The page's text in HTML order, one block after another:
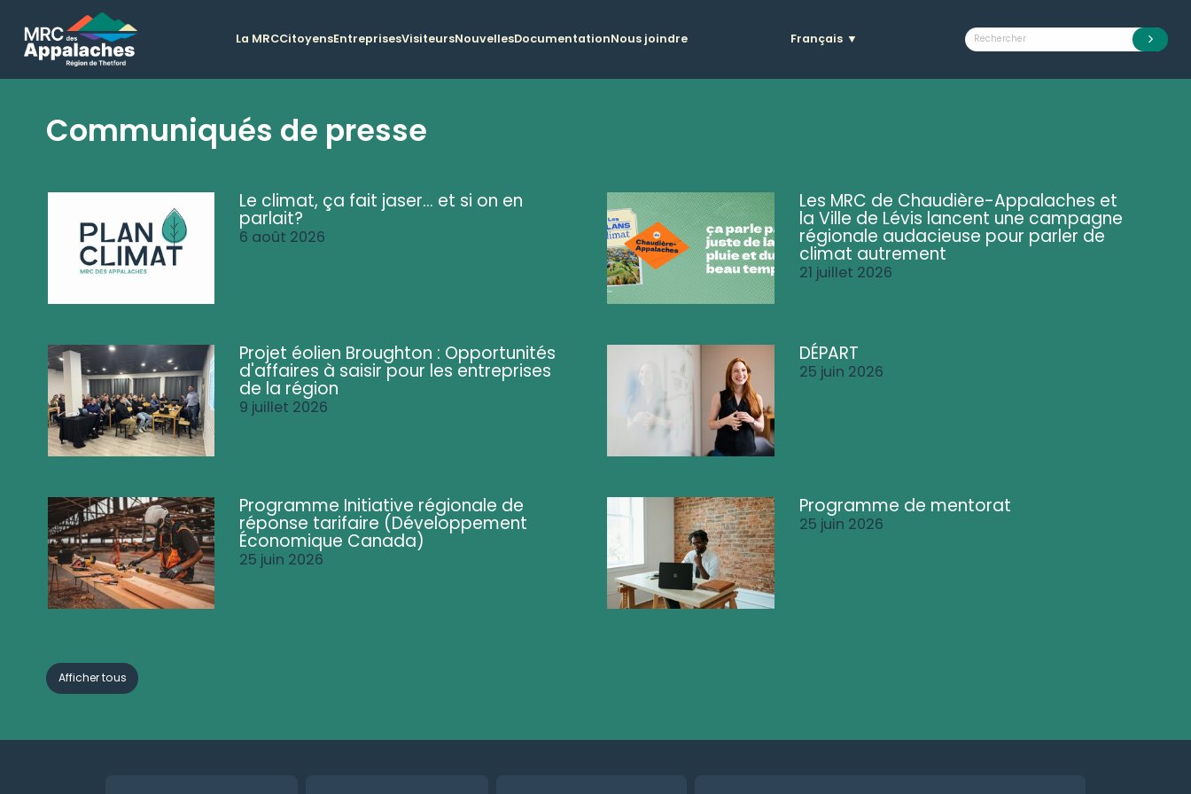
La MRCCitoyensEntreprisesVisiteursNouvellesDocumentationNous joindre Français ▼
Communiqués de presse
Le climat, ça fait jaser... et si on en
parlait?
6 août 2026
Les MRC de Chaudière-Appalaches et
la Ville de Lévis lancent une campagne
régionale audacieuse pour parler de
climat autrement
21 juillet 2026
Projet éolien Broughton : Opportunités
d'affaires à saisir pour les entreprises
de la région
9 juillet 2026
DÉPART
25 juin 2026
Programme Initiative régionale de
réponse tarifaire (Développement
Économique Canada)
25 juin 2026
Programme de mentorat
25 juin 2026
Afficher tous